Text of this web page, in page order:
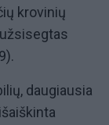
krovinių
daugiausia